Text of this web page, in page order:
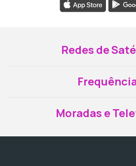
Redes de
Moradas e